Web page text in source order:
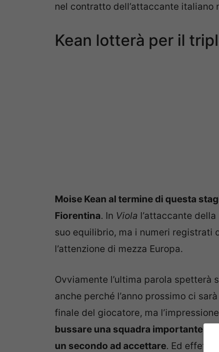
nel contratto dell’attaccante
Kean lotterà per il
Moise Kean al termine di questa
Fiorentina. In Viola l’attaccante
suo equilibrio, ma i numeri registrati
l’attenzione di mezza Europa.
Ovviamente l’ultima parola spetterà
anche perché l’anno prossimo ci
finale del giocatore, ma
bussare una squadra importante,
un secondo ad accettare. Ed